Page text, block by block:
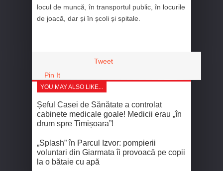
locul de muncă, în transportul public, în locurile
de joacă, dar și în școli și spitale.
Tweet
Pin It
YOU MAY ALSO LIKE...
Șeful Casei de Sănătate a controlat
cabinete medicale goale! Medicii erau „în
drum spre Timișoara”!
„Splash” în Parcul Izvor: pompierii
voluntari din Giarmata îi provoacă pe copii
la o bătaie cu apă